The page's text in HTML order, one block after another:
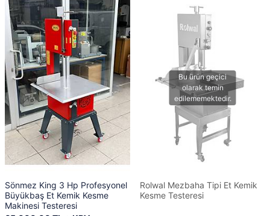
Sönmez King 3 Hp Profesyonel
Büyükbaş Et Kemik Kesme
Makinesi Testeresi
Rolwal Mezbaha Tipi Et Kemik
Kesme Testeresi